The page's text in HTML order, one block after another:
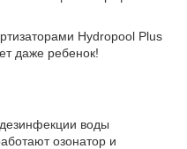
Hydropool Plus
даже ребенок!
воды
озонатор и